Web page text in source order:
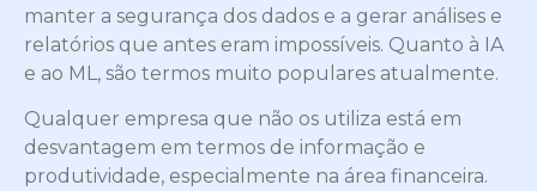
manter a segurança dos dados e a gerar análises e
relatórios que antes eram impossíveis. Quanto à IA
e ao ML, são termos muito populares atualmente.
Qualquer empresa que não os utiliza está em
desvantagem em termos de informação e
produtividade, especialmente na área financeira.